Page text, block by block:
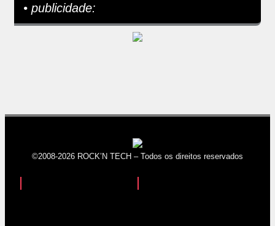
• publicidade:
©2008-2026 ROCK’N TECH – Todos os direitos reservados